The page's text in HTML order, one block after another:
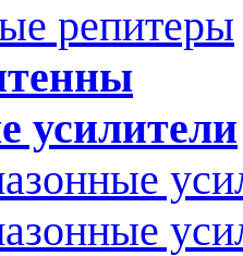
репитеры
усилители